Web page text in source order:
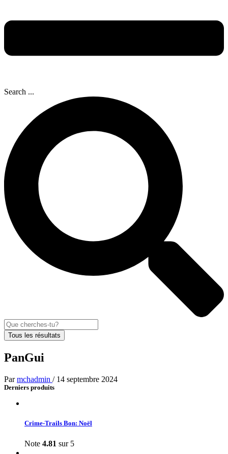
Search ...
Tous les résultats
PanGui
Parmchadmin / 14 septembre 2024
Derniers produits
Crime-Trails Bon: Noël
Note 4.81 sur 5